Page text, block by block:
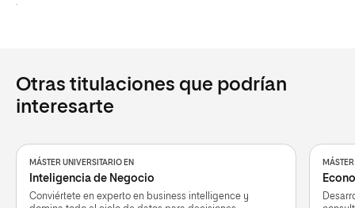
Otras titulaciones que podrían
interesarte
MÁSTER UNIVERSITARIO EN
Inteligencia de Negocio
Conviértete en experto en business intelligence y